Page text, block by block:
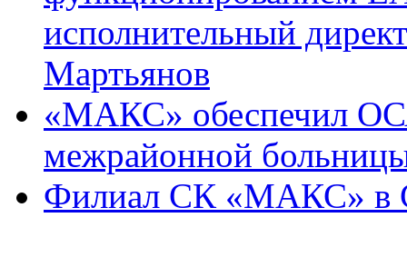
исполнительный
Мартьянов
«МАКС» обеспечил
межрайонной
Филиал СК «МАКС» в